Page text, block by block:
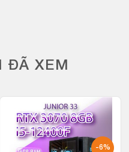
ĐÃ XEM
-6%